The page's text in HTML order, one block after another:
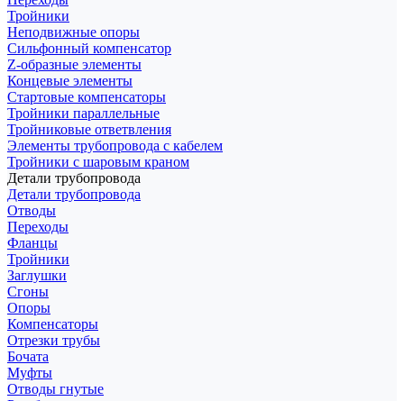
Тройники
Неподвижные опоры
Cильфонный компенсатор
Z-образные элементы
Концевые элементы
Стартовые компенсаторы
Тройники параллельные
Тройниковые ответвления
Элементы трубопровода с кабелем
Тройники с шаровым краном
Детали трубопровода
Детали трубопровода
Отводы
Переходы
Фланцы
Тройники
Заглушки
Сгоны
Опоры
Компенсаторы
Отрезки трубы
Бочата
Муфты
Отводы гнутые